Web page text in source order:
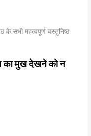
सभी महत्वपूर्ण वस्तुनिष्ठ
का मुख देखने को न